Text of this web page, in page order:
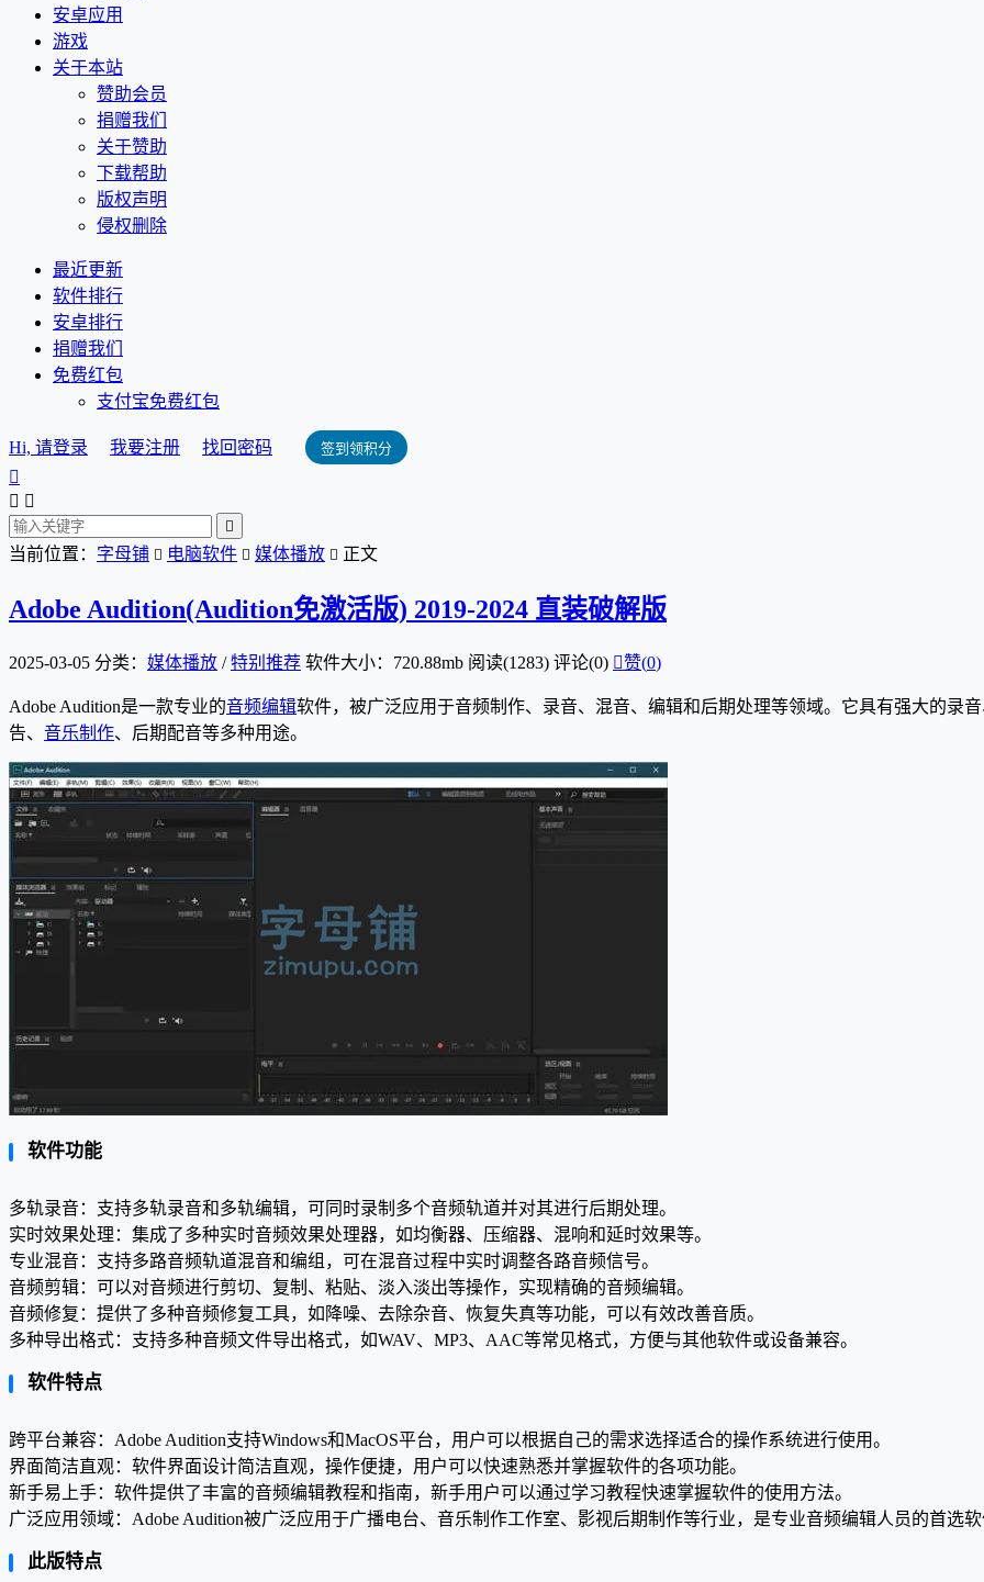
安卓应用
游戏
关于本站
赞助会员
捐赠我们
关于赞助
下载帮助
版权声明
侵权删除
最近更新
软件排行
安卓排行
捐赠我们
免费红包
支付宝免费红包
Hi, 请登录 我要注册 找回密码 签到领积分

 

当前位置： 字母铺  电脑软件  媒体播放  正文
Adobe Audition(Audition免激活版) 2019-2024 直装破解版
2025-03-05 分类： 媒体播放 /特别推荐 软件大小：720.88mb 阅读(1283) 评论(0) 赞(0)
Adobe Audition是一款专业的音频编辑软件，被广泛应用于音频制作、录音、混音、编辑和后期处理等领域。它具有强大的录
告、 音乐制作、后期配音等多种用途。
软件功能
多轨录音：支持多轨录音和多轨编辑，可同时录制多个音频轨道并对其进行后期处理。
实时效果处理：集成了多种实时音频效果处理器，如均衡器、压缩器、混响和延时效果等。
专业混音：支持多路音频轨道混音和编组，可在混音过程中实时调整各路音频信号。
音频剪辑：可以对音频进行剪切、复制、粘贴、淡入淡出等操作，实现精确的音频编辑。
音频修复：提供了多种音频修复工具，如降噪、去除杂音、恢复失真等功能，可以有效改善音质。
多种导出格式：支持多种音频文件导出格式，如WAV、MP3、AAC等常见格式，方便与其他软件或设备兼容。
软件特点
跨平台兼容：Adobe Audition支持Windows和MacOS平台，用户可以根据自己的需求选择适合的操作系统进行使用。
界面简洁直观：软件界面设计简洁直观，操作便捷，用户可以快速熟悉并掌握软件的各项功能。
新手易上手：软件提供了丰富的音频编辑教程和指南，新手用户可以通过学习教程快速掌握软件的使用方法。
广泛应用领域：Adobe Audition被广泛应用于广播电台、音乐制作工作室、影视后期制作等行业，是专业音频编辑人员的首选软
此版特点